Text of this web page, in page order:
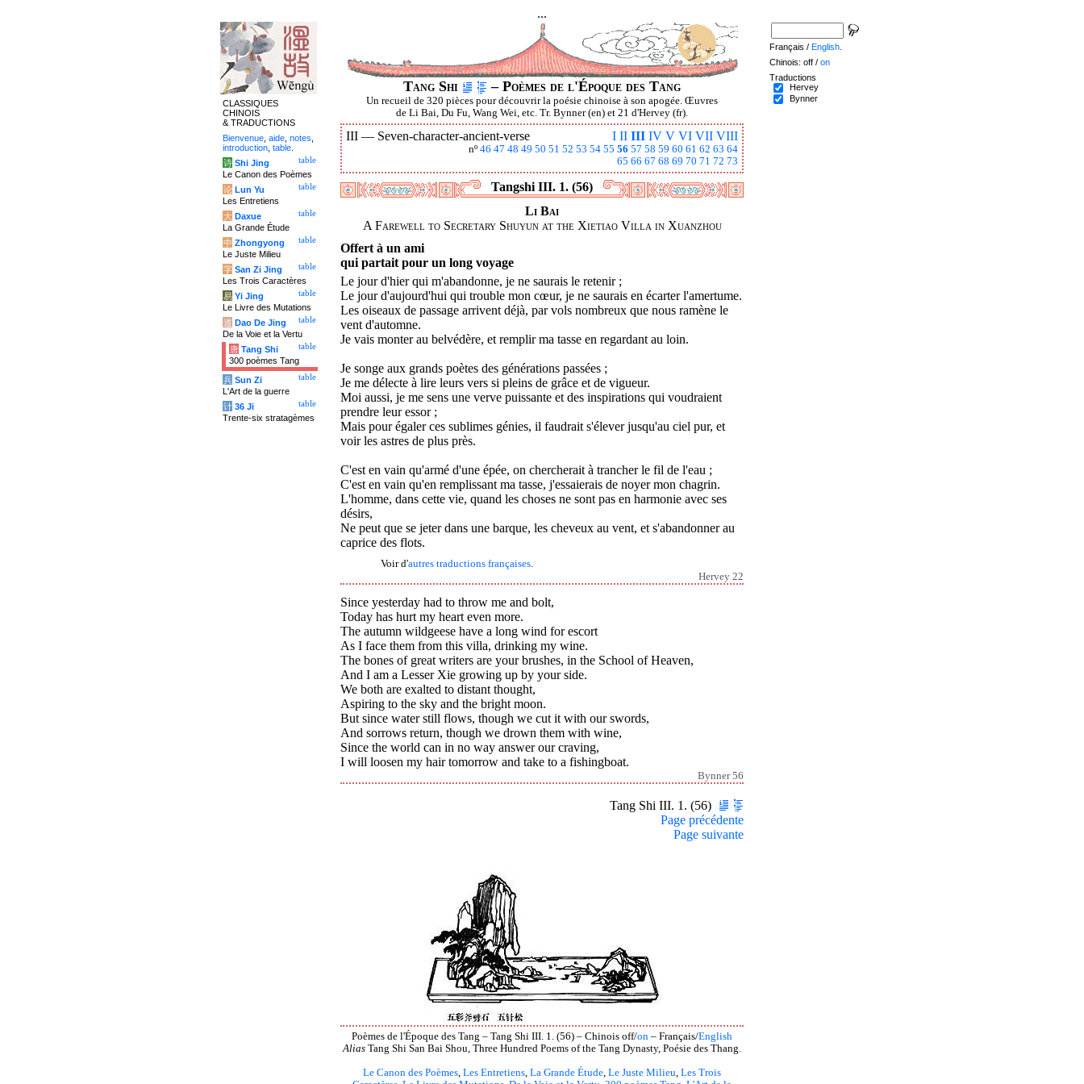
...
Tang Shi – Poèmes de l'Époque des Tang
Un recueil de 320 pièces pour découvrir la poésie chinoise à son apogée. Œuvres
de Li Bai, Du Fu, Wang Wei, etc. Tr. Bynner (en) et 21 d'Hervey (fr).
I II III IV V VI VII VIII
III — Seven-character-ancient-verse
nº 46 47 48 49 50 51 52 53 54 55 56 57 58 59 60 61 62 63 64
65 66 67 68 69 70 71 72 73
Tangshi III. 1. (56)
Li Bai
A Farewell to Secretary Shuyun at the Xietiao Villa in Xuanzhou
Offert à un ami
qui partait pour un long voyage
Le jour d'hier qui m'abandonne, je ne saurais le retenir ;
Le jour d'aujourd'hui qui trouble mon cœur, je ne saurais en écarter l'amertume.
Les oiseaux de passage arrivent déjà, par vols nombreux que nous ramène le
vent d'automne.
Je vais monter au belvédère, et remplir ma tasse en regardant au loin.
Je songe aux grands poètes des générations passées ;
Je me délecte à lire leurs vers si pleins de grâce et de vigueur.
Moi aussi, je me sens une verve puissante et des inspirations qui voudraient
prendre leur essor ;
Mais pour égaler ces sublimes génies, il faudrait s'élever jusqu'au ciel pur, et
voir les astres de plus près.
C'est en vain qu'armé d'une épée, on chercherait à trancher le fil de l'eau ;
C'est en vain qu'en remplissant ma tasse, j'essaierais de noyer mon chagrin.
L'homme, dans cette vie, quand les choses ne sont pas en harmonie avec ses
désirs,
Ne peut que se jeter dans une barque, les cheveux au vent, et s'abandonner au
caprice des flots.
Voir d'autres traductions françaises.
Hervey 22
Since yesterday had to throw me and bolt,
Today has hurt my heart even more.
The autumn wildgeese have a long wind for escort
As I face them from this villa, drinking my wine.
The bones of great writers are your brushes, in the School of Heaven,
And I am a Lesser Xie growing up by your side.
We both are exalted to distant thought,
Aspiring to the sky and the bright moon.
But since water still flows, though we cut it with our swords,
And sorrows return, though we drown them with wine,
Since the world can in no way answer our craving,
I will loosen my hair tomorrow and take to a fishingboat.
Bynner 56
Tang Shi III. 1. (56)
Page précédente
Page suivante
Poèmes de l'Époque des Tang – Tang Shi III. 1. (56) – Chinois off/on – Français/English
Alias Tang Shi San Bai Shou, Three Hundred Poems of the Tang Dynasty, Poésie des Thang.
Le Canon des Poèmes Les Entretiens La Grande Étude Le Juste Milieu Les Trois
CLASSIQUES
CHINOIS
& TRADUCTIONS
Bienvenue aide notes
introduction table
table
诗 Shi Jing
Le Canon des Poèmes
table
论 Lun Yu
Les Entretiens
table
大 Daxue
La Grande Étude
table
中 Zhongyong
Le Juste Milieu
table
字 San Zi Jing
Les Trois Caractères
table
易 Yi Jing
Le Livre des Mutations
table
道 Dao De Jing
De la Voie et la Vertu
table
唐 Tang Shi
300 poèmes Tang
table
兵 Sun Zi
L'Art de la guerre
table
计 36 Ji
Trente-six stratagèmes
Français / English
Chinois: off / on
Traductions
Hervey
Bynner